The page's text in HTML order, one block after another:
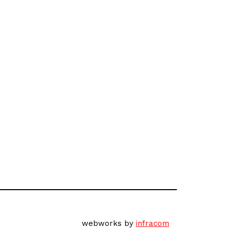
webworks by infracom